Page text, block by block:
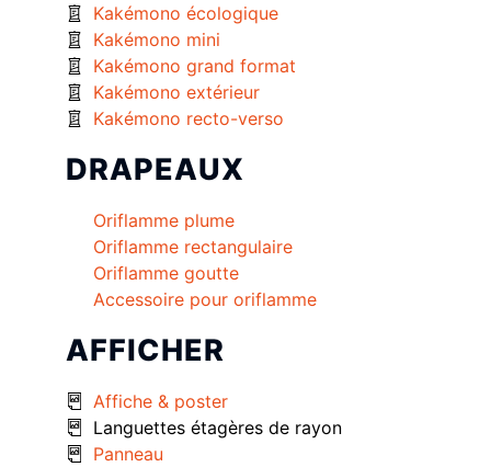
Kakémono écologique
Kakémono mini
Kakémono grand format
Kakémono extérieur
Kakémono recto-verso
DRAPEAUX
Oriflamme plume
Oriflamme rectangulaire
Oriflamme goutte
Accessoire pour oriflamme
AFFICHER
Affiche & poster
Languettes étagères de rayon
Panneau